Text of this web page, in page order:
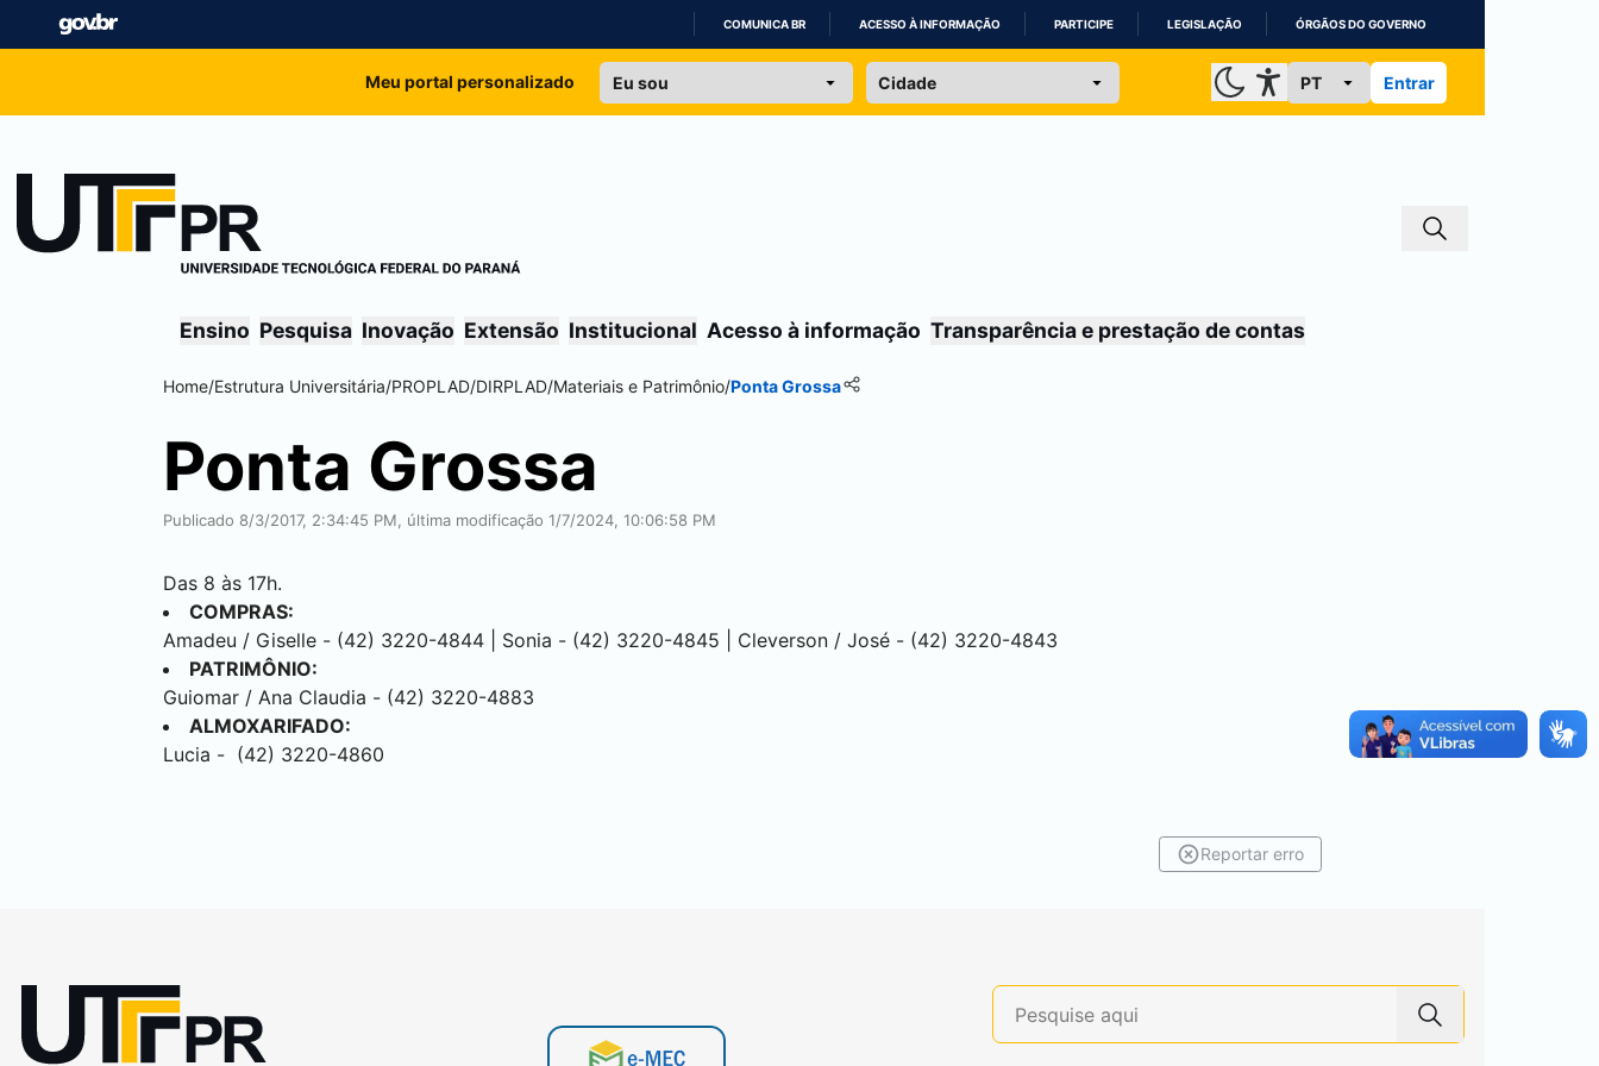
IR
COMUNICA BR ACESSO À INFORMAÇÃO PARTICIPE LEGISLAÇÃO ÓRGÃOS DO GOVERNO
Meu portal personalizado Entrar
Ensino Pesquisa Inovação Extensão Institucional Acesso à informação Transparência e prestação de contas
Home/Estrutura Universitária/PROPLAD/DIRPLAD/Materiais e Patrimônio/Ponta Grossa
Ponta Grossa
Publicado 8/3/2017, 2:34:45 PM, última modificação 1/7/2024, 10:06:58 PM
Das 8 às 17h.
COMPRAS:
Amadeu / Giselle - (42) 3220-4844 | Sonia - (42) 3220-4845 | Cleverson / José - (42) 3220-4843
PATRIMÔNIO:
Guiomar / Ana Claudia - (42) 3220-4883
ALMOXARIFADO:
Lucia - (42) 3220-4860
Reportar erro